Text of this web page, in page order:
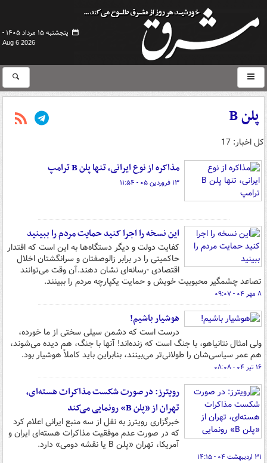
پنجشنبه ۱۵ مرداد ۱۴۰۵ -
Aug 6 2026
پلن B
کل اخبار: 17
مذاکره از نوع ایرانی، تنها پلن B ترامپ
۱۳ فروردین ۰۵ - ۱۱:۵۴
این نسخه را اجرا کنید حمایت مردم را ببینید
کفایت دولت و دیگر دستگاه‌ها به این است که اقتدار
حاکمیتی را در برابر زالوصفتان و سرانگشتان اخلال
اقتصادی -رسانه‌ای نشان دهند.آن وقت می‌توانند
تصاعد چشمگیر محبوبیت خویش و حمایت یکپارچه مردم را ببینند.
۸ مهر ۰۴ - ۰۹:۰۷
هوشیار باشیم!
درست است که دشمن سیلی سختی از ما خورده،
ولی امثال نتانیاهو، با جنگ است که زنده‌اند! آنها با جنگ، هم دیده می‌شوند،
هم عمر سیاسی‌شان را طولانی‌تر می‌بینند، بنابراین باید کاملاً هوشیار بود.
۱۶ تیر ۰۴ - ۰۸:۰۸
رویترز: در صورت شکست مذاکرات هسته‌ای،
تهران از «پلن B» رونمایی می‌کند
خبرگزاری رویترز به نقل از سه منبع ایرانی اعلام کرد
که در صورت عدم موفقیت مذاکرات هسته‌ای ایران و
آمریکا، تهران «پلن B یا نقشه دومی» دارد.
۳۱ اردیبهشت ۰۴ - ۱۴:۱۵